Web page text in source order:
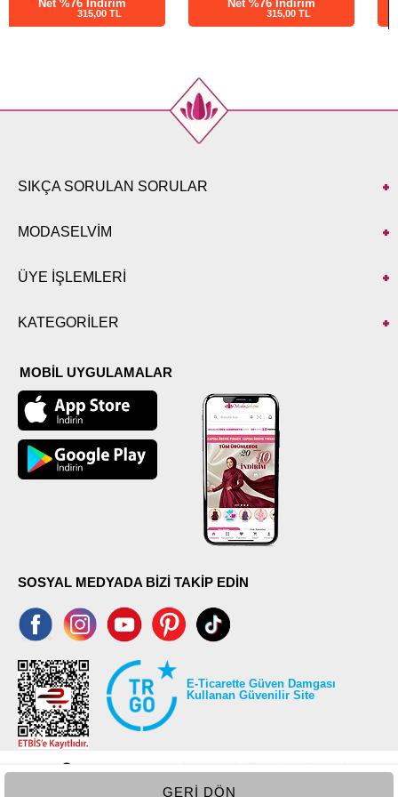
GERI DÖN
Net %76 İndirim
315,00 TL
Net %76 İndirim
343,00 TL
SIKÇA SORULAN SORULAR
MODASELVİM
ÜYE İŞLEMLERİ
KATEGORİLER
MOBİL UYGULAMALAR
SOSYAL MEDYADA BİZİ TAKİP EDİN
E-Ticarette Güven Damgası
Kullanan Güvenilir Site